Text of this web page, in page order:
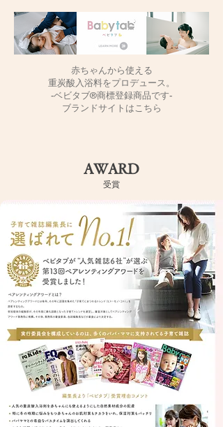
赤ちゃんから使える
重炭酸入浴料をプロデュース。
-ベビタブ®️商標登録商品です-
ブランドサイトはこちら
AWARD
​受賞